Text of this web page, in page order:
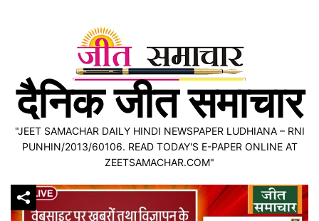
दैनिक जीत समाचार
"JEET SAMACHAR DAILY HINDI NEWSPAPER LUDHIANA – RNI
PUNHIN/2013/60106. READ TODAY'S E-PAPER ONLINE AT
ZEETSAMACHAR.COM"